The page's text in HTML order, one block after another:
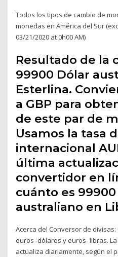
Todos los tipos de cambio de
monedas en América del Sur
03/21/2020 at 0h00 AM)
Resultado de la
99900 Dólar
Esterlina.
a GBP para
de este par de
Usamos la tasa
internacional
última
convertidor en
cuánto es
australiano en
Acerca del Conversor de
euros -dólares y euros- libras.
actualiza diariamente, según el